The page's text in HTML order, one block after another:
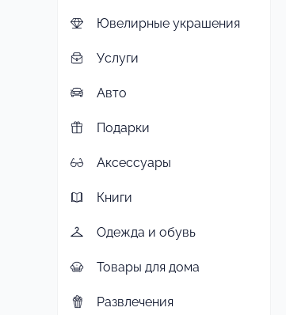
Ювелирные украшения
Услуги
Авто
Подарки
Аксессуары
Книги
Одежда и обувь
Товары для дома
Развлечения